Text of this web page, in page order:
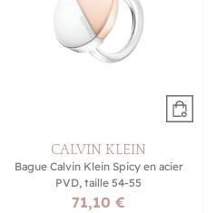
CALVIN KLEIN
Bague Calvin Klein Spicy en acier
PVD, taille 54-55
71,10 €